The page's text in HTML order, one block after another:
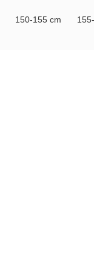
150-155 cm